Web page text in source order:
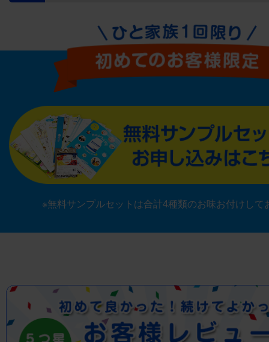
※無料サンプルセットは合計4種類のお味お付けして